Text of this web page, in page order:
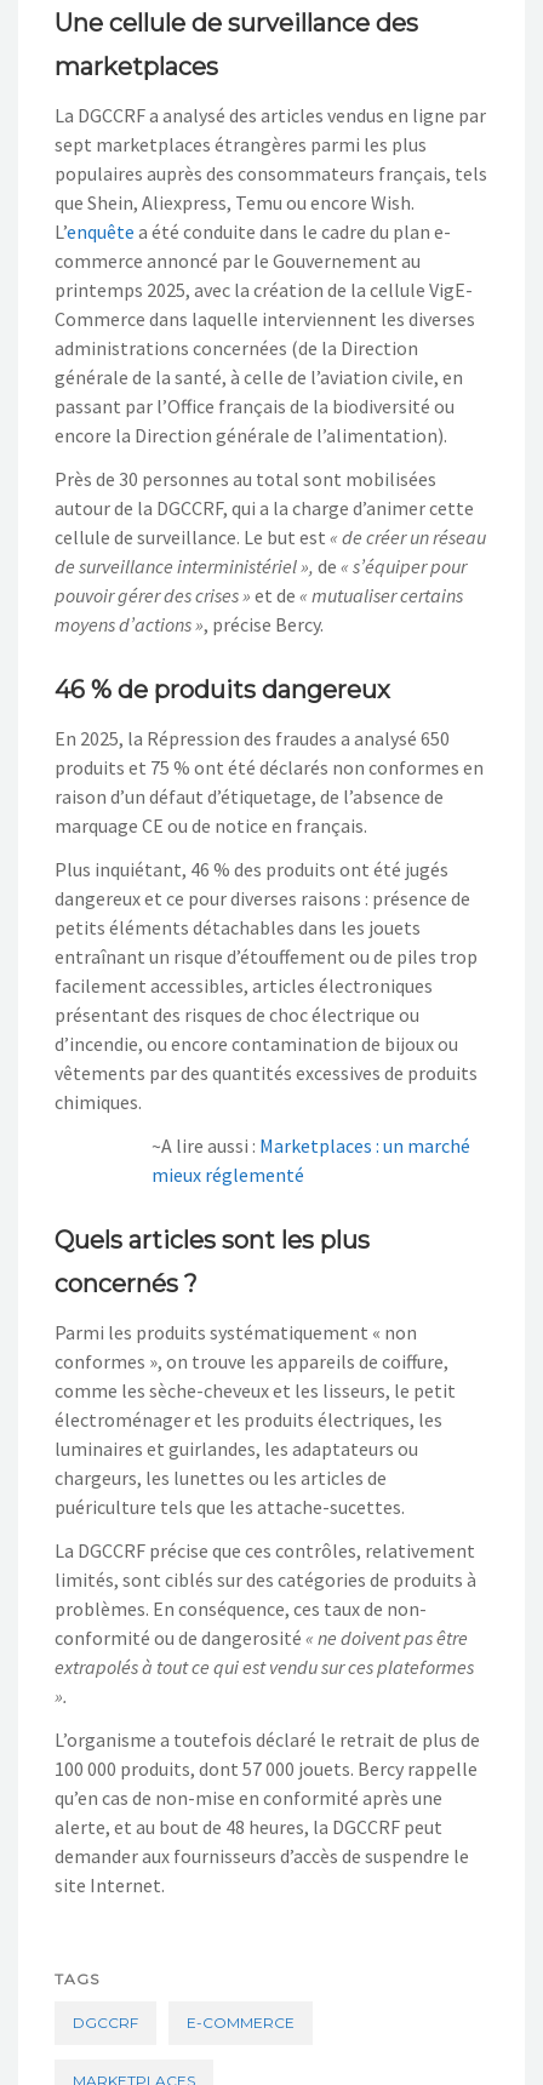
Une cellule de surveillance des
marketplaces
La DGCCRF a analysé des articles vendus en ligne par
sept marketplaces étrangères parmi les plus
populaires auprès des consommateurs français, tels
que Shein, Aliexpress, Temu ou encore Wish.
L’enquête a été conduite dans le cadre du plan e-
commerce annoncé par le Gouvernement au
printemps 2025, avec la création de la cellule VigE-
Commerce dans laquelle interviennent les diverses
administrations concernées (de la Direction
générale de la santé, à celle de l’aviation civile, en
passant par l’Office français de la biodiversité ou
encore la Direction générale de l’alimentation).
Près de 30 personnes au total sont mobilisées
autour de la DGCCRF, qui a la charge d’animer cette
cellule de surveillance. Le but est « de créer un réseau
de surveillance interministériel », de « s’équiper pour
pouvoir gérer des crises » et de « mutualiser certains
moyens d’actions », précise Bercy.
46 % de produits dangereux
En 2025, la Répression des fraudes a analysé 650
produits et 75 % ont été déclarés non conformes en
raison d’un défaut d’étiquetage, de l’absence de
marquage CE ou de notice en français.
Plus inquiétant, 46 % des produits ont été jugés
dangereux et ce pour diverses raisons : présence de
petits éléments détachables dans les jouets
entraînant un risque d’étouffement ou de piles trop
facilement accessibles, articles électroniques
présentant des risques de choc électrique ou
d’incendie, ou encore contamination de bijoux ou
vêtements par des quantités excessives de produits
chimiques.
~A lire aussi : Marketplaces : un marché
mieux réglementé
Quels articles sont les plus
concernés ?
Parmi les produits systématiquement « non
conformes », on trouve les appareils de coiffure,
comme les sèche-cheveux et les lisseurs, le petit
électroménager et les produits électriques, les
luminaires et guirlandes, les adaptateurs ou
chargeurs, les lunettes ou les articles de
puériculture tels que les attache-sucettes.
La DGCCRF précise que ces contrôles, relativement
limités, sont ciblés sur des catégories de produits à
problèmes. En conséquence, ces taux de non-
conformité ou de dangerosité « ne doivent pas être
extrapolés à tout ce qui est vendu sur ces plateformes
».
L’organisme a toutefois déclaré le retrait de plus de
100 000 produits, dont 57 000 jouets. Bercy rappelle
qu’en cas de non-mise en conformité après une
alerte, et au bout de 48 heures, la DGCCRF peut
demander aux fournisseurs d’accès de suspendre le
site Internet.
TAGS
DGCCRF E-COMMERCE
MARKETPLACES